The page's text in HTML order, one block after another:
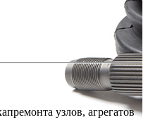
узлов, агрегатов